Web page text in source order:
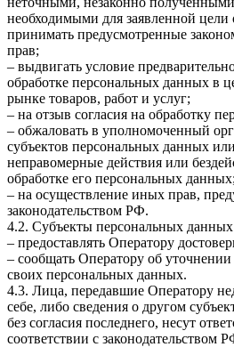
необходимыми для заявленной цели
принимать предусмотренные
прав;
– выдвигать условие
обработке персональных данных в
рынке товаров, работ и услуг;
– на отзыв согласия на обработку
– обжаловать в уполномоченный
субъектов персональных данных
неправомерные действия или
обработке его персональных данных;
– на осуществление иных прав,
законодательством РФ.
4.2. Субъекты персональных
– предоставлять Оператору
– сообщать Оператору об
своих персональных данных.
4.3. Лица, передавшие Оператору
себе, либо сведения о другом
без согласия последнего, несут
соответствии с законодательством